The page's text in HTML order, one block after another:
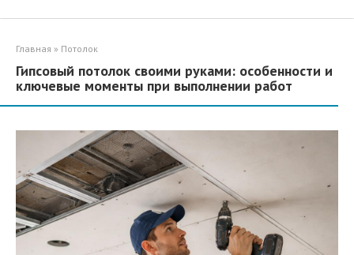
Главная » Потолок
Гипсовый потолок своими руками: особенности и
ключевые моменты при выполнении работ